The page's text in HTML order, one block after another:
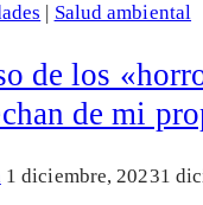
Salud ambiental
de los
de mi
1 diciembre, 20231